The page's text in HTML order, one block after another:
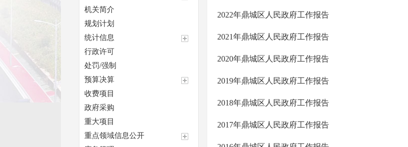
机关简介
规划计划
统计信息
行政许可
处罚/强制
预算决算
收费项目
政府采购
重大项目
重点领域信息公开
2022年鼎城区人民政府工作报告
2021年鼎城区人民政府工作报告
2020年鼎城区人民政府工作报告
2019年鼎城区人民政府工作报告
2018年鼎城区人民政府工作报告
2017年鼎城区人民政府工作报告